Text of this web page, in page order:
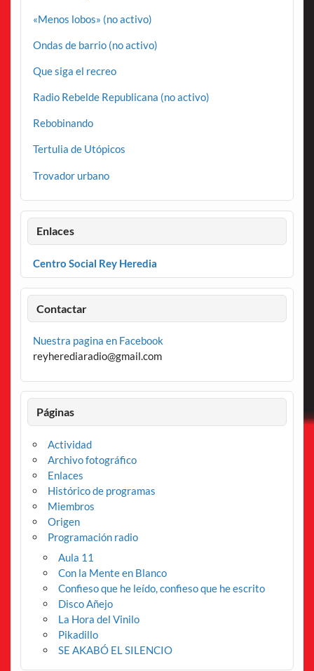
«Menos lobos» (no activo)
Ondas de barrio (no activo)
Que siga el recreo
Radio Rebelde Republicana (no activo)
Rebobinando
Tertulia de Utópicos
Trovador urbano
Enlaces
Centro Social Rey Heredia
Contactar
Nuestra pagina en Facebook
reyherediaradio@gmail.com
Páginas
Actividad
Archivo fotográfico
Enlaces
Histórico de programas
Miembros
Origen
Programación radio
Aula 11
Con la Mente en Blanco
Confieso que he leído, confieso que he escrito
Disco Añejo
La Hora del Vinilo
Pikadillo
SE AKABÓ EL SILENCIO